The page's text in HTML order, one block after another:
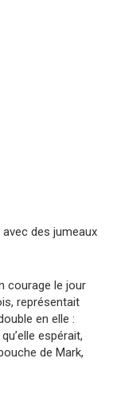
des jumeaux
courage le jour
représentait
en elle :
espérait,
de Mark,